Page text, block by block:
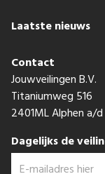
Laatste nieuws
Contact
Jouwveilingen B.V.
Titaniumweg 516
2401ML Alphen a/d
Dagelijks de